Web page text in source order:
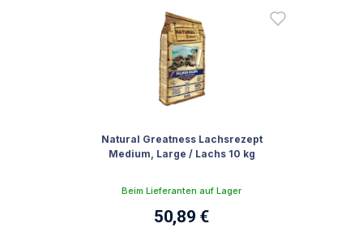
Natural Greatness Lachsrezept
Medium, Large / Lachs 10 kg
Beim Lieferanten auf Lager
50,89 €